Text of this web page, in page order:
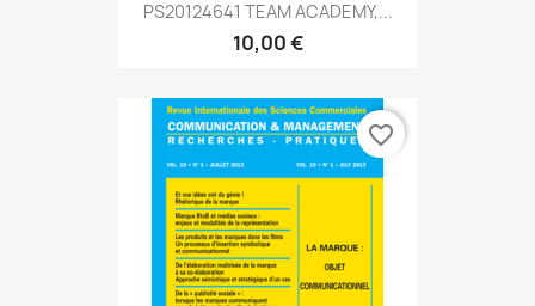
PS20124641 TEAM ACADEMY,...
10,00 €
favorite_border